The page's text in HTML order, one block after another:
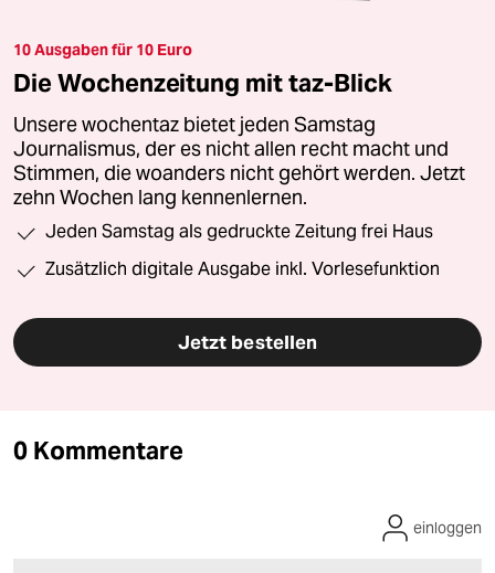
10 Ausgaben für 10 Euro
Die Wochenzeitung mit taz-Blick
Unsere wochentaz bietet jeden Samstag
Journalismus, der es nicht allen recht macht und
Stimmen, die woanders nicht gehört werden. Jetzt
zehn Wochen lang kennenlernen.
Jeden Samstag als gedruckte Zeitung frei Haus
Zusätzlich digitale Ausgabe inkl. Vorlesefunktion
Jetzt bestellen
0 Kommentare
einloggen